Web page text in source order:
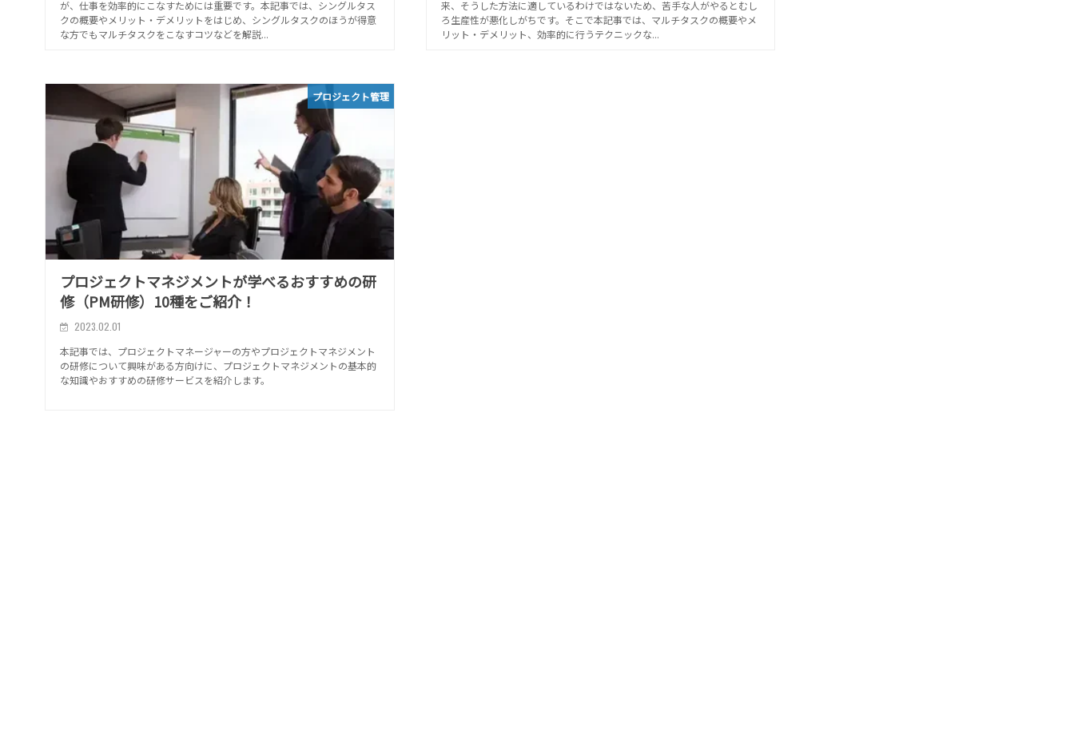
が、仕事を効率的にこなすためには重要です。本記事では、シングルタス
クの概要やメリット・デメリットをはじめ、シングルタスクのほうが得意
な方でもマルチタスクをこなすコツなどを解説...
来、そうした方法に適しているわけではないため、苦手な人がやるとむし
ろ生産性が悪化しがちです。そこで本記事では、マルチタスクの概要やメ
リット・デメリット、効率的に行うテクニックな...
プロジェクト管理
プロジェクトマネジメントが学べるおすすめの研
修（PM研修）10種をご紹介！
2023.02.01
本記事では、プロジェクトマネージャーの方やプロジェクトマネジメント
の研修について興味がある方向けに、プロジェクトマネジメントの基本的
な知識やおすすめの研修サービスを紹介します。